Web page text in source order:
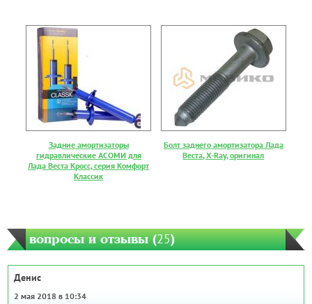
Задние амортизаторы
гидравлические АСОМИ для
Лада Веста Кросс, серия Комфорт
Классик
Болт заднего амортизатора Лада
Веста, X-Ray, оригинал
вопросы и отзывы (25)
Денис
2 мая 2018 в 10:34